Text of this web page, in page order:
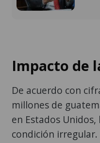
Impacto de
De acuerdo con
millones de
en Estados
condición irregular.